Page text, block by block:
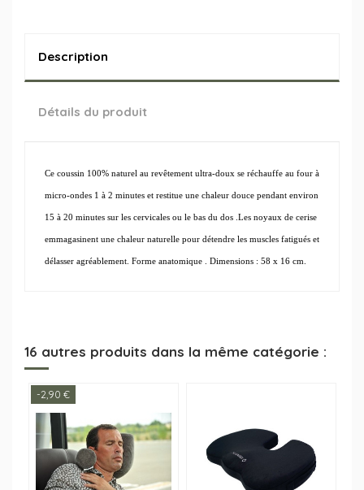
Description
Détails du produit
Ce coussin 100% naturel au revêtement ultra-doux se réchauffe au four à
micro-ondes 1 à 2 minutes et restitue une chaleur douce pendant environ
15 à 20 minutes sur les cervicales ou le bas du dos .Les noyaux de cerise
emmagasinent une chaleur naturelle pour détendre les muscles fatigués et
délasser agréablement. Forme anatomique . Dimensions : 58 x 16 cm.
16 autres produits dans la même catégorie :
-2,90 €